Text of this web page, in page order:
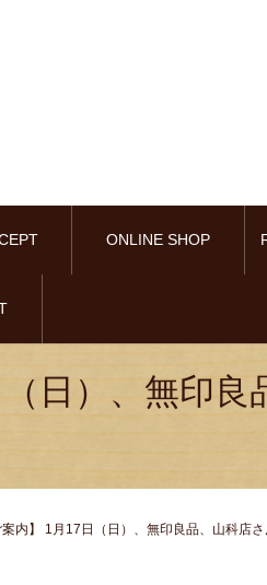
ONLINE SHOP
（日）、無印
案内】 1月17日（日）、無印良品、山科店